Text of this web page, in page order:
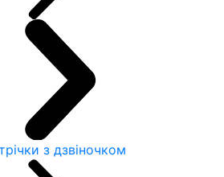
з дзвіночком